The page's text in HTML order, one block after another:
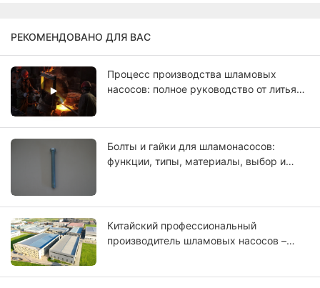
РЕКОМЕНДОВАНО ДЛЯ ВАС
Процесс производства шламовых
насосов: полное руководство от литья
Болты и гайки для шламонасосов:
функции, типы, материалы, выбор и
Китайский профессиональный
производитель шламовых насосов –